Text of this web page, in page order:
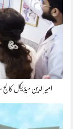
​امیر الدین میڈیکل